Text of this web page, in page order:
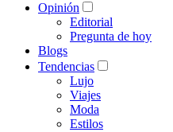
Opinión
Editorial
Pregunta de hoy
Blogs
Tendencias
Lujo
Viajes
Moda
Estilos